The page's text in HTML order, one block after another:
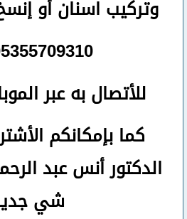
وتركيب اسنانأو
للأتصالبه عبر
كما بإمكانكم
الدكتور أنس عبد
شي